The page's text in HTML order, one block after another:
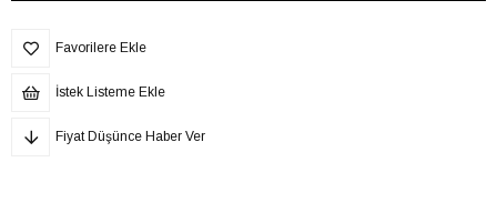
Favorilere Ekle
İstek Listeme Ekle
Fiyat Düşünce Haber Ver